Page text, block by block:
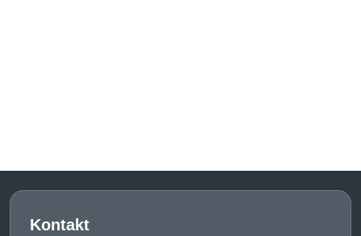
Kontakt